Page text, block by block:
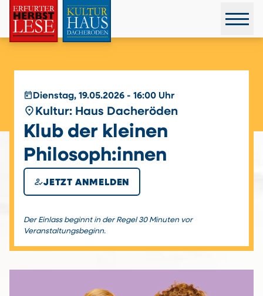
today Dienstag, 19.05.2026 - 16:00 Uhr
place Kultur: Haus Dacheröden
Klub der kleinen
Philosoph:innen
how_to_regJETZT ANMELDEN
Der Einlass beginnt in der Regel 30 Minuten vor
Veranstaltungsbeginn.